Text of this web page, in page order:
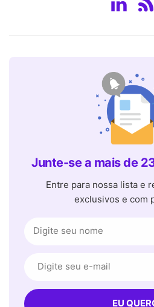
Junte-se a mais de
Entre para nossa lista e
exclusivos e com